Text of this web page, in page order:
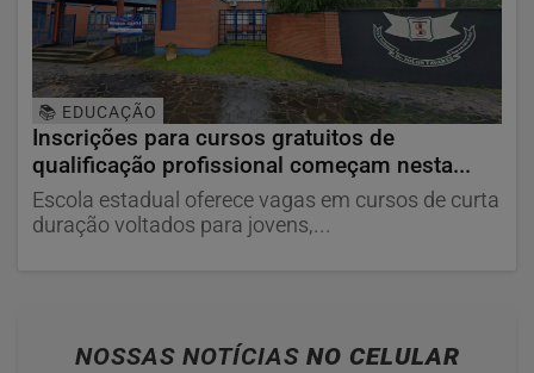
📚 EDUCAÇÃO
Inscrições para cursos gratuitos de
qualificação profissional começam nesta...
Escola estadual oferece vagas em cursos de curta
duração voltados para jovens,...
NOSSAS NOTÍCIAS NO CELULAR